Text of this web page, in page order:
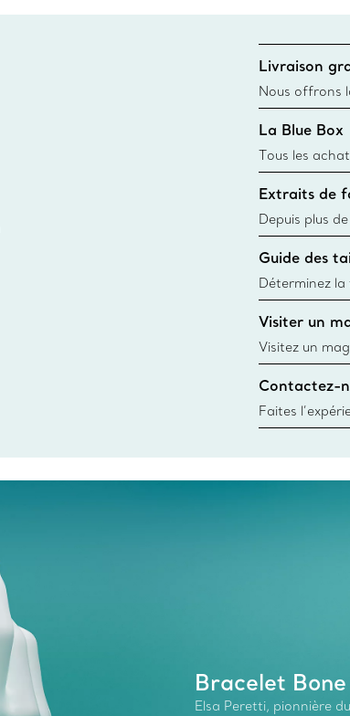
Livraison
Nous offrons
toutes les
canadien et
La Blue Box
Tous les
une Tiffany
remonte à
fabriqués à
matières
Extraits de
Depuis plus
façon
fabrication de
Guide des
Déterminez la
d’une bague
Visiter un
Visitez un
créations, les
Trouver le
Contactez-
Faites
besoins par
Bracelet
Elsa Peretti, pionnière